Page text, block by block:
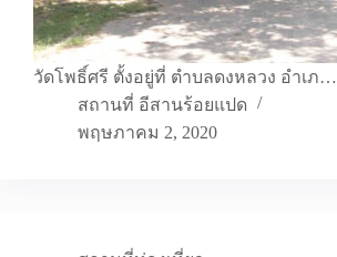
วัดโพธิ์ศรี ตั้งอยู่ที่ ตำบลดงหลวง อำเภ…
สถานที่ อีสานร้อยแปด
พฤษภาคม 2, 2020